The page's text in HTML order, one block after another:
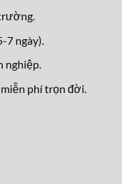
ngày).
nghiệp.
phí trọn đời.